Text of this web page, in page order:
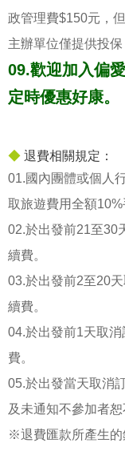
政管理費$150元，
主辦單位僅提供投保
09.歡迎加入偏
定時優惠好康。
◆ 退費相關規定：
01.國內團體或個人
取旅遊費用全額10%
02.於出發前21至30
續費。
03.於出發前2至20
續費。
04.於出發前1天取
費。
05.於出發當天取消
及未通知不參加者恕
※退費匯款所產生的